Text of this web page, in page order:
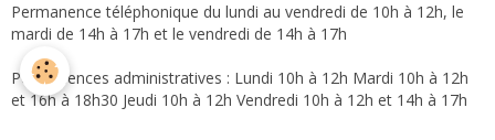
Permanence téléphonique du lundi au vendredi de 10h à 12h, le
mardi de 14h à 17h et le vendredi de 14h à 17h
Permanences administratives : Lundi 10h à 12h Mardi 10h à 12h
et 16h à 18h30 Jeudi 10h à 12h Vendredi 10h à 12h et 14h à 17h